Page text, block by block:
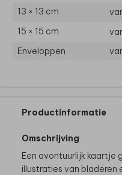
13 × 13 cm
15 × 15 cm
Enveloppen
Productinformatie
Omschrijving
Een avontuurlijk kaartje
illustraties van bladeren